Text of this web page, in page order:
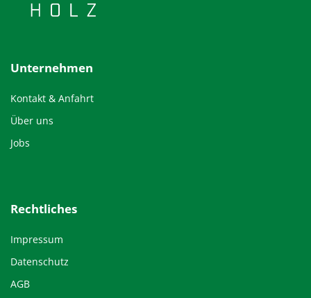
Unternehmen
Kontakt & Anfahrt
Über uns
Jobs
Rechtliches
Impressum
Datenschutz
AGB